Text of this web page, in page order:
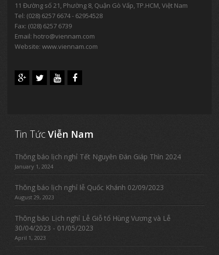
11 Đường số 21, Phường 8, Quận Gò Vấp, TP.HCM, Việt Nam
Tel: (028) 6257 6674 - 62954528
Fax: (028) 6257 6739
Email: hotro@viennam.com
Website: www.viennam.com
Tin TứcViễn Nam
Thông báo lịch nghỉ Tết Nguyên Đán Giáp Thìn 2024
January 1, 2024
Thông báo lịch nghỉ lễ Quốc Khánh 02/09/2023
August 29, 2023
Thông báo Lịch nghỉ Lễ Giỗ tổ Hùng Vương và Lễ
30/04/2023 - 01/05/2023
April 1, 2023